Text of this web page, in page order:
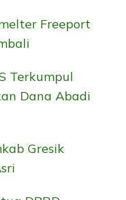
Freeport
Terkumpul
Dana Abadi
Gresik